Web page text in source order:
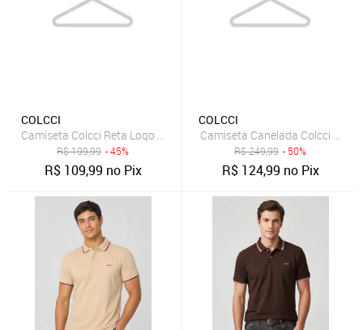
COLCCI
Camiseta Colcci Reta Logo Marrom
R$199,99 - 45%
R$ 109,99 no Pix
COLCCI
Camiseta Canelada Colcci Slim
R$249,99 - 50%
R$ 124,99 no Pix